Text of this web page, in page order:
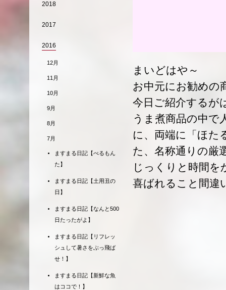
まいどはや～
お中元にお勧めの
今日ご紹介するが
うま煮商品の中で
に、両端に「ほた
た、名称通りの厳
じっくりと時間を
喜ばれること間違
2018
2017
2016
12月
11月
10月
9月
8月
7月
ますまる日記【べるもん
た】
ますまる日記【土用丑の
日】
ますまる日記【なんと500
日たったがよ】
ますまる日記【リフレッ
シュして暑さをぶっ飛ば
せ！】
ますまる日記【新鮮な魚
はココで！】